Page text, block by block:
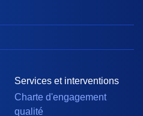
Services et interventions
Charte d'engagement
qualité